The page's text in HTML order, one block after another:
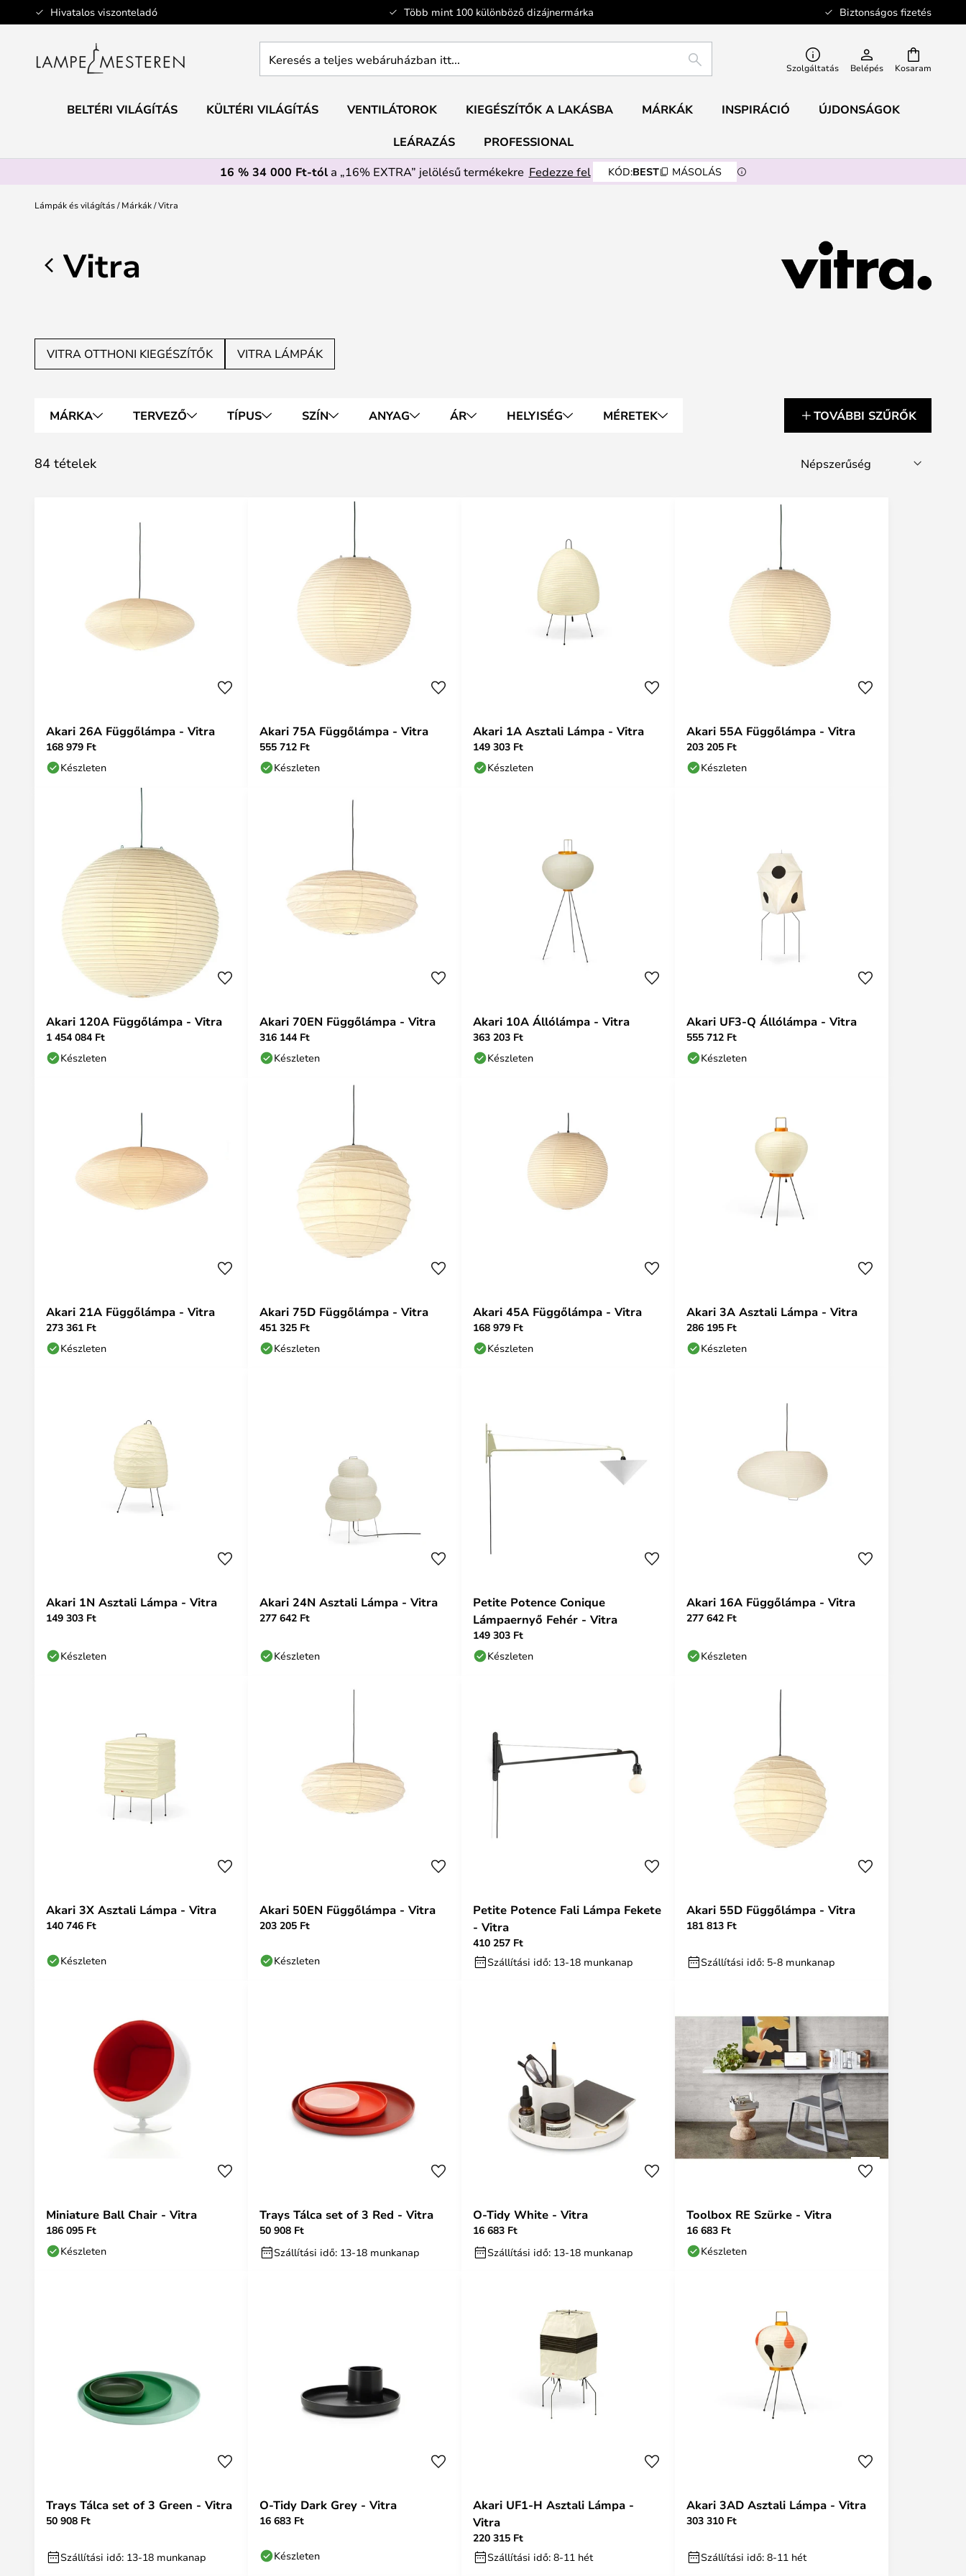
Hivatalos viszonteladó Több mint 100 különböző dizájnermárka Biztonságos fizetés
Ugrás
a
tartalomhoz
Kosaram
webáruházban
KERESÉS Szolgáltatás Belépés
BELTÉRI VILÁGÍTÁS KÜLTÉRI VILÁGÍTÁS VENTILÁTOROK KIEGÉSZÍTŐK A LAKÁSBA MÁRKÁK INSPIRÁCIÓ ÚJDONSÁGOK
LEÁRAZÁS
PROFESSIONAL
16 % 34 000 Ft-tóla „16% EXTRA” jelölésű termékekre Fedezze fel KÓD:BEST MÁSOLÁS
Lámpák és világítás Márkák Vitra
Vitra
VITRA OTTHONI KIEGÉSZÍTŐK VITRA LÁMPÁK
MÁRKA TERVEZŐ TÍPUS SZÍN ANYAG ÁR HELYISÉG MÉRETEK TOVÁBBI SZŰRŐK
84 tételek
Akari 26A Függőlámpa - Vitra
168 979 Ft
Készleten
Akari 75A Függőlámpa - Vitra
555 712 Ft
Készleten
Akari 1A Asztali Lámpa - Vitra
149 303 Ft
Készleten
Akari 55A Függőlámpa - Vitra
203 205 Ft
Készleten
Akari 120A Függőlámpa - Vitra
1 454 084 Ft
Készleten
Akari 70EN Függőlámpa - Vitra
316 144 Ft
Készleten
Akari 10A Állólámpa - Vitra
363 203 Ft
Készleten
Akari UF3-Q Állólámpa - Vitra
555 712 Ft
Készleten
Akari 21A Függőlámpa - Vitra
273 361 Ft
Készleten
Akari 75D Függőlámpa - Vitra
451 325 Ft
Készleten
Akari 45A Függőlámpa - Vitra
168 979 Ft
Készleten
Akari 3A Asztali Lámpa - Vitra
286 195 Ft
Készleten
Akari 1N Asztali Lámpa - Vitra
149 303 Ft
Készleten
Akari 24N Asztali Lámpa - Vitra
277 642 Ft
Készleten
Petite Potence Conique
Lámpaernyő Fehér - Vitra
149 303 Ft
Készleten
Akari 16A Függőlámpa - Vitra
277 642 Ft
Készleten
Akari 3X Asztali Lámpa - Vitra
140 746 Ft
Készleten
Akari 50EN Függőlámpa - Vitra
203 205 Ft
Készleten
Petite Potence Fali Lámpa Fekete
- Vitra
410 257 Ft
Szállítási idő: 13-18 munkanap
Akari 55D Függőlámpa - Vitra
181 813 Ft
Szállítási idő: 5-8 munkanap
Miniature Ball Chair - Vitra
186 095 Ft
Készleten
Trays Tálca set of 3 Red - Vitra
50 908 Ft
Szállítási idő: 13-18 munkanap
O-Tidy White - Vitra
16 683 Ft
Szállítási idő: 13-18 munkanap
Toolbox RE Szürke - Vitra
16 683 Ft
Készleten
Trays Tálca set of 3 Green - Vitra
50 908 Ft
Szállítási idő: 13-18 munkanap
O-Tidy Dark Grey - Vitra
16 683 Ft
Készleten
Akari UF1-H Asztali Lámpa -
Vitra
220 315 Ft
Szállítási idő: 8-11 hét
Akari 3AD Asztali Lámpa - Vitra
303 310 Ft
Szállítási idő: 8-11 hét